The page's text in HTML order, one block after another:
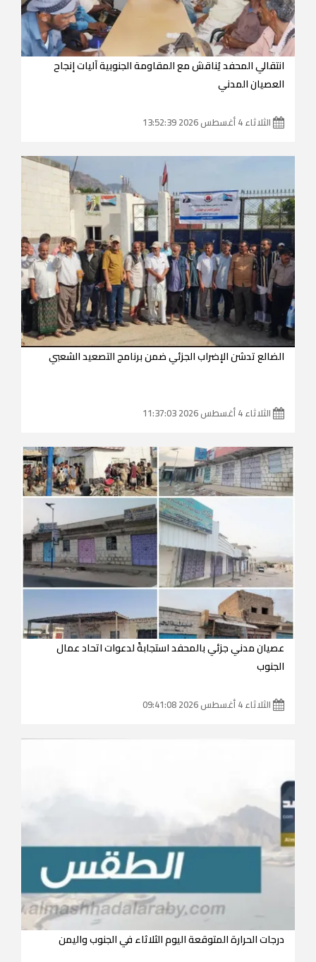
انتقالي المحفد يُناقش مع المقاومة الجنوبية آليات إنجاح
العصيان المدني
الثلاثاء 4 أغسطس 2026 13:52:39
الضالع تدشن الإضراب الجزئي ضمن برنامج التصعيد الشعبي
الثلاثاء 4 أغسطس 2026 11:37:03
عصيان مدني جزئي بالمحفد استجابةً لدعوات اتحاد عمال
الجنوب
الثلاثاء 4 أغسطس 2026 09:41:08
درجات الحرارة المتوقعة اليوم الثلاثاء في الجنوب واليمن